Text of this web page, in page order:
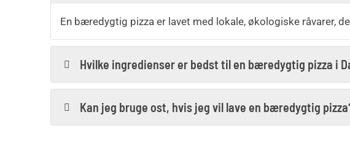
En bæredygtig pizza er lavet med lokale, økologiske råvarer,
Hvilke ingredienser er bedst til en bæredygtig pizza i
Kan jeg bruge ost, hvis jeg vil lave en bæredygtig